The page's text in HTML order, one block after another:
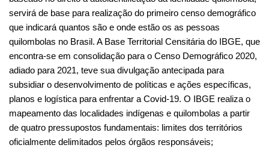
servirá de base para realização do primeiro censo demográfico
que indicará quantos são e onde estão os as pessoas
quilombolas no Brasil. A Base Territorial Censitária do IBGE, que
encontra-se em consolidação para o Censo Demográfico 2020,
adiado para 2021, teve sua divulgação antecipada para
subsidiar o desenvolvimento de políticas e ações específicas,
planos e logística para enfrentar a Covid-19. O IBGE realiza o
mapeamento das localidades indígenas e quilombolas a partir
de quatro pressupostos fundamentais: limites dos territórios
oficialmente delimitados pelos órgãos responsáveis;